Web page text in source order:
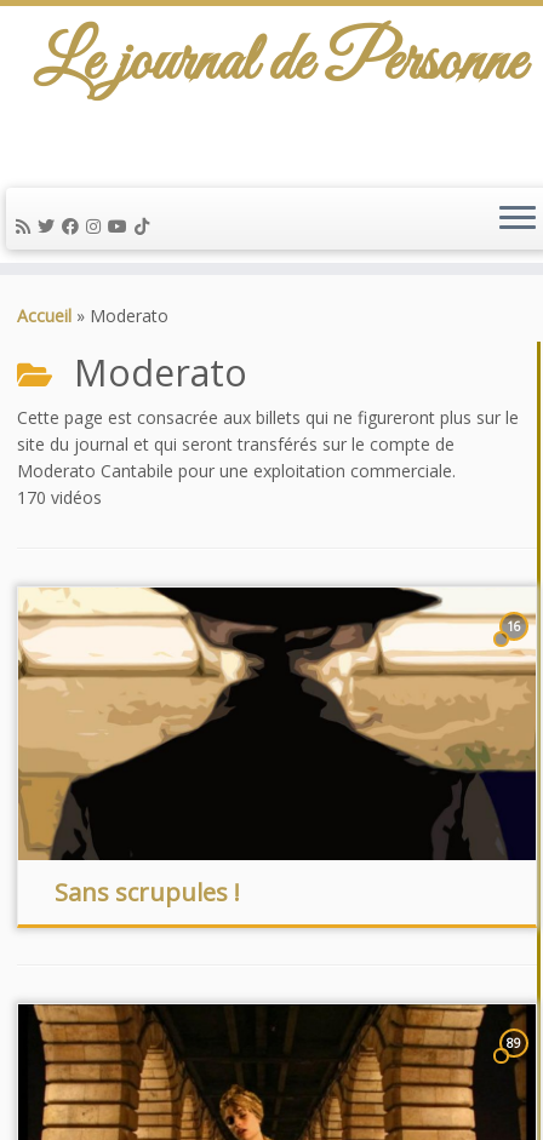
au
Le journal de Personne
Accueil » Moderato
Moderato
Cette page est consacrée aux billets qui ne figureront plus sur le
site du journal et qui seront transférés sur le compte de
Moderato Cantabile pour une exploitation commerciale.
170 vidéos
16
Sans scrupules !
89